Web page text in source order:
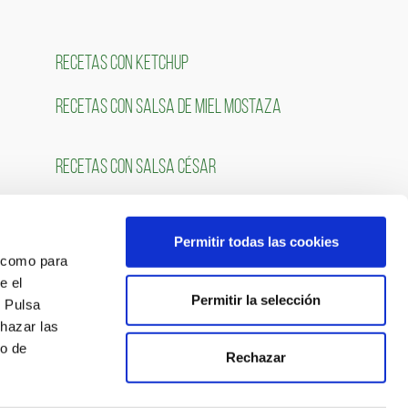
para
el
Pulsa
las
de
Permitir todas las cookies
Permitir la selección
Rechazar
RECETAS CON KETCHUP
RECETAS CON SALSA DE MIEL MOSTAZA
RECETAS CON SALSA CÉSAR
SÍGUENOS